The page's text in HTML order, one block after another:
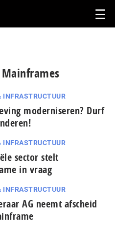
INFRASTRUCTUUR
moderniseren? Durf
INFRASTRUCTUUR
sector stelt
in vraag
INFRASTRUCTUUR
AG neemt afscheid